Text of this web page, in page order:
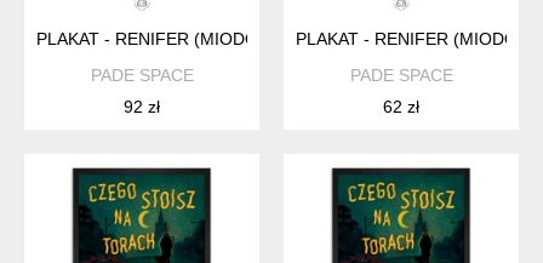
PLAKAT - RENIFER (MIODOWE LATA) 50X70 CM
PADE SPACE
92 zł
PLAKAT - RENIFER
PADE SPACE
62 zł